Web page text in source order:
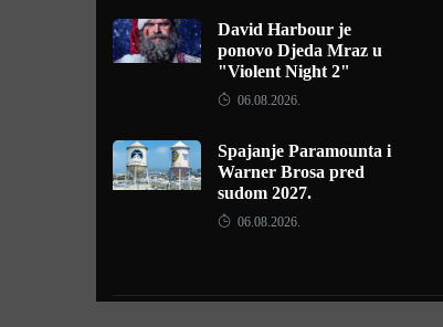
David Harbour je
ponovo Djeda Mraz u
"Violent Night 2"
06.08.2026.
Spajanje Paramounta i
Warner Brosa pred
sudom 2027.
06.08.2026.